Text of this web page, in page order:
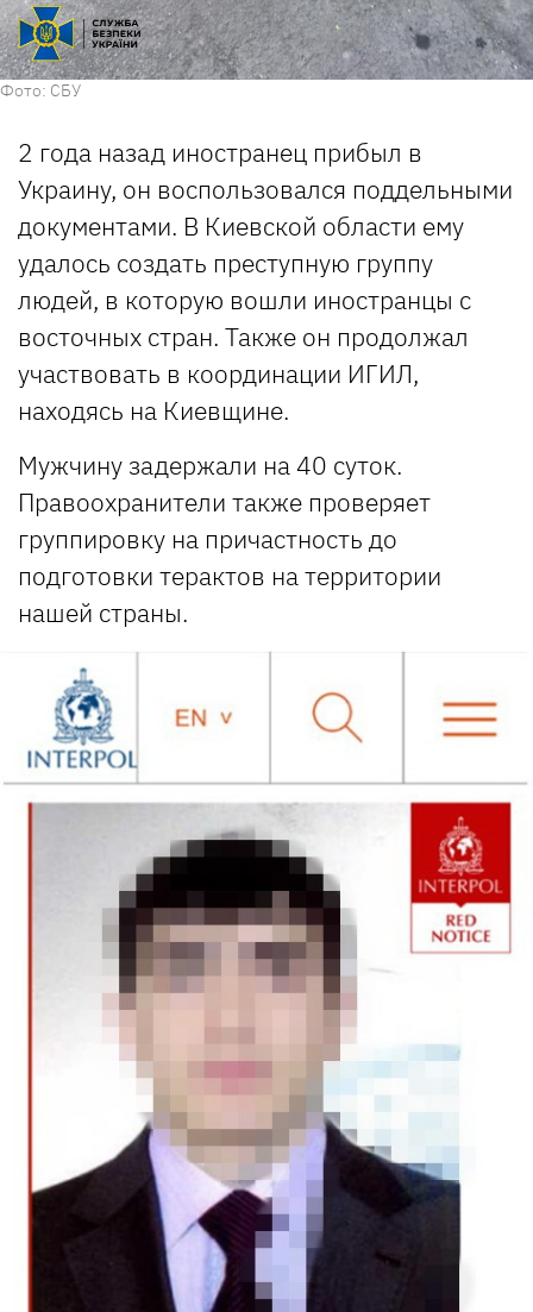
Фото: СБУ
2 года назад иностранец прибыл в
Украину, он воспользовался поддельными
документами. В Киевской области ему
удалось создать преступную группу
людей, в которую вошли иностранцы с
восточных стран. Также он продолжал
участвовать в координации ИГИЛ,
находясь на Киевщине.
Мужчину задержали на 40 суток.
Правоохранители также проверяет
группировку на причастность до
подготовки терактов на территории
нашей страны.